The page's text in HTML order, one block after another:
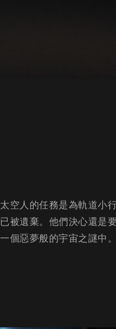
空人的任務是為軌道小
被遺棄。他們決心還是
個惡夢般的宇宙之謎中。